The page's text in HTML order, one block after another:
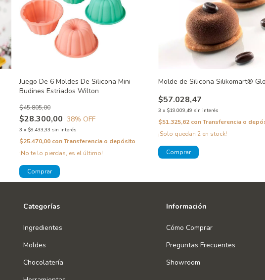
Juego De 6 Moldes De Silicona Mini
Budines Estriados Wilton
$28.300,00
$45.805,00
38% OFF
3 x $9.433,33 sin interés
$25.470,00 conTransferencia o depósito
¡No te lo pierdas, es el último!
Molde de Silicona Silikomart®
$57.028,47
3 x $19.009,49 sin interés
$51.325,62 conTransferencia o
¡Solo quedan 2 en stock!
Categorías
Ingredientes
Moldes
Chocolatería
Información
Cómo Comprar
Preguntas Frecuentes
Showroom